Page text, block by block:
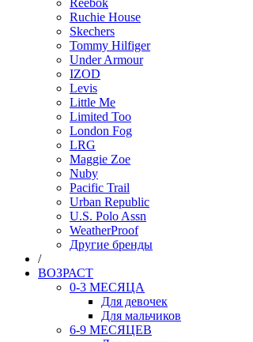
Reebok
Ruchie House
Skechers
Tommy Hilfiger
Under Armour
IZOD
Levis
Little Me
Limited Too
London Fog
LRG
Maggie Zoe
Nuby
Pacific Trail
Urban Republic
U.S. Polo Assn
WeatherProof
Другие бренды
/
ВОЗРАСТ
0-3 МЕСЯЦА
Для девочек
Для мальчиков
6-9 МЕСЯЦЕВ